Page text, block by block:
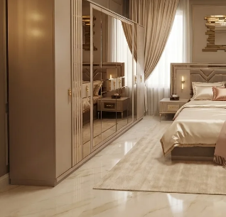
Dupa plasarea comenzii veti fi
Produse similare